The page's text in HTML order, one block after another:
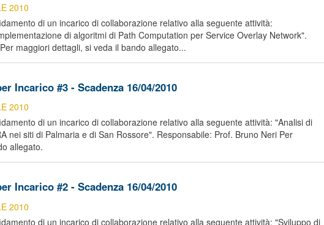
2010
di un incarico di collaborazione relativo alla seguente attività:
di algoritmi di Path Computation per Service Overlay Network".
maggiori dettagli, si veda il bando allegato...
Incarico #3 - Scadenza 16/04/2010
2010
di un incarico di collaborazione relativo alla seguente attività: "Analisi di
nei siti di Palmaria e di San Rossore". Responsabile: Prof. Bruno Neri Per
allegato.
Incarico #2 - Scadenza 16/04/2010
2010
di un incarico di collaborazione relativo alla seguente attività: "Sviluppo di